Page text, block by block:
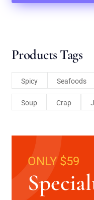
Products Tags
Spicy Seafoods
Soup Crap
ONLY $59